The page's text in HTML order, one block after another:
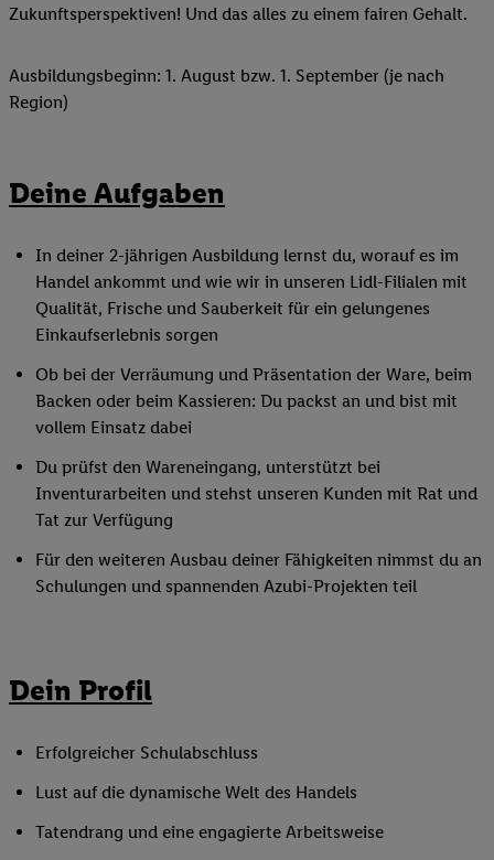
Zukunftsperspektiven! Und das alles zu einem fairen Gehalt.
Ausbildungsbeginn: 1. August bzw. 1. September (je nach
Region)
Deine Aufgaben
In deiner 2-jährigen Ausbildung lernst du, worauf es im
Handel ankommt und wie wir in unseren Lidl-Filialen mit
Qualität, Frische und Sauberkeit für ein gelungenes
Einkaufserlebnis sorgen
Ob bei der Verräumung und Präsentation der Ware, beim
Backen oder beim Kassieren: Du packst an und bist mit
vollem Einsatz dabei
Du prüfst den Wareneingang, unterstützt bei
Inventurarbeiten und stehst unseren Kunden mit Rat und
Tat zur Verfügung
Für den weiteren Ausbau deiner Fähigkeiten nimmst du an
Schulungen und spannenden Azubi-Projekten teil
Dein Profil
Erfolgreicher Schulabschluss
Lust auf die dynamische Welt des Handels
Tatendrang und eine engagierte Arbeitsweise